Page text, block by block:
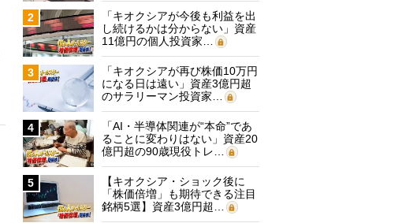
2
「キオクシアが今後も利益を出
し続けるかは分からない」資産
11億円の個人投資家…
3
「キオクシアが再び株価10万円
になる日は遠い」資産3億円超
のサラリーマン投資家…
4
「AI・半導体関連が“本命”であ
ることに変わりはない」資産20
億円超の90歳現役トレ…
5
【キオクシア・ショック後に
「株価倍増」も期待できる注目
銘柄5選】資産3億円超…